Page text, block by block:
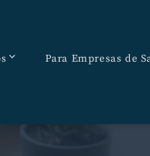
Para Empresas de